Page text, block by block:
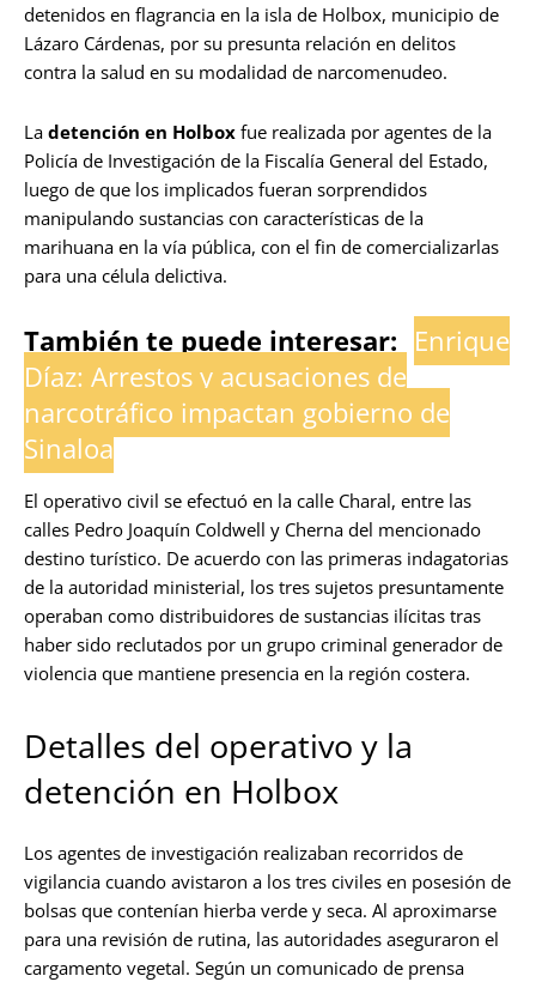
detenidos en flagrancia en la isla de Holbox, municipio de
Lázaro Cárdenas, por su presunta relación en delitos
contra la salud en su modalidad de narcomenudeo.
La detención en Holbox fue realizada por agentes de la
Policía de Investigación de la Fiscalía General del Estado,
luego de que los implicados fueran sorprendidos
manipulando sustancias con características de la
marihuana en la vía pública, con el fin de comercializarlas
para una célula delictiva.
También te puede interesar: Enrique
Díaz: Arrestos y acusaciones de
narcotráfico impactan gobierno de
Sinaloa
El operativo civil se efectuó en la calle Charal, entre las
calles Pedro Joaquín Coldwell y Cherna del mencionado
destino turístico. De acuerdo con las primeras indagatorias
de la autoridad ministerial, los tres sujetos presuntamente
operaban como distribuidores de sustancias ilícitas tras
haber sido reclutados por un grupo criminal generador de
violencia que mantiene presencia en la región costera.
Detalles del operativo y la
detención en Holbox
Los agentes de investigación realizaban recorridos de
vigilancia cuando avistaron a los tres civiles en posesión de
bolsas que contenían hierba verde y seca. Al aproximarse
para una revisión de rutina, las autoridades aseguraron el
cargamento vegetal. Según un comunicado de prensa